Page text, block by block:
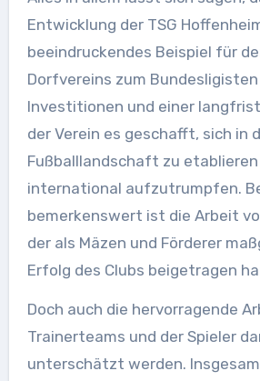
Entwicklung der TSG
beeindruckendes Beispiel für
Dorfvereins zum
Investitionen und einer
der Verein es geschafft, sich in
Fußballlandschaft zu
international aufzutrumpfen.
bemerkenswert ist die Arbeit
der als Mäzen und Förderer
Erfolg des Clubs beigetragen
Doch auch die hervorragende
Trainerteams und der Spieler
unterschätzt werden.